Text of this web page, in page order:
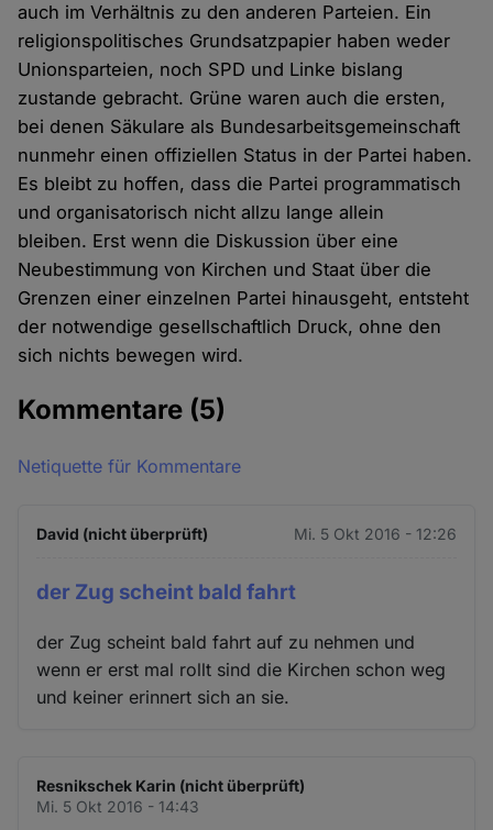
auch im Verhältnis zu den anderen Parteien. Ein
religionspolitisches Grundsatzpapier haben weder
Unionsparteien, noch SPD und Linke bislang
zustande gebracht. Grüne waren auch die ersten,
bei denen Säkulare als Bundesarbeitsgemeinschaft
nunmehr einen offiziellen Status in der Partei haben.
Es bleibt zu hoffen, dass die Partei programmatisch
und organisatorisch nicht allzu lange allein
bleiben. Erst wenn die Diskussion über eine
Neubestimmung von Kirchen und Staat über die
Grenzen einer einzelnen Partei hinausgeht, entsteht
der notwendige gesellschaftlich Druck, ohne den
sich nichts bewegen wird.
Kommentare (5)
Netiquette für Kommentare
David (nicht überprüft) Mi. 5 Okt 2016 - 12:26
der Zug scheint bald fahrt
der Zug scheint bald fahrt auf zu nehmen und
wenn er erst mal rollt sind die Kirchen schon weg
und keiner erinnert sich an sie.
Resnikschek Karin (nicht überprüft)
Mi. 5 Okt 2016 - 14:43